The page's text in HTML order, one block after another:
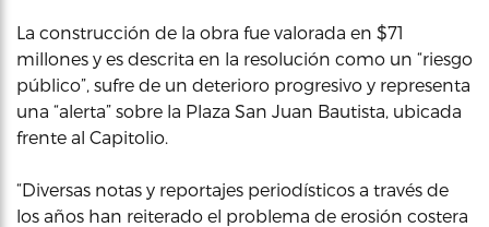
La construcción de la obra fue valorada en $71
millones y es descrita en la resolución como un “riesgo
público”, sufre de un deterioro progresivo y representa
una “alerta” sobre la Plaza San Juan Bautista, ubicada
frente al Capitolio.
“Diversas notas y reportajes periodísticos a través de
los años han reiterado el problema de erosión costera